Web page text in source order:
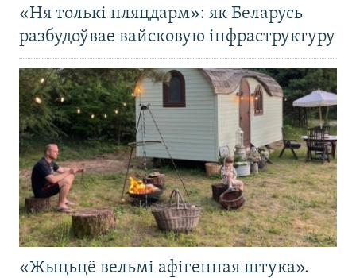
«Ня толькі пляцдарм»: як Беларусь
разбудоўвае вайсковую інфраструктуру
«Жыцьцё вельмі афігенная штука».